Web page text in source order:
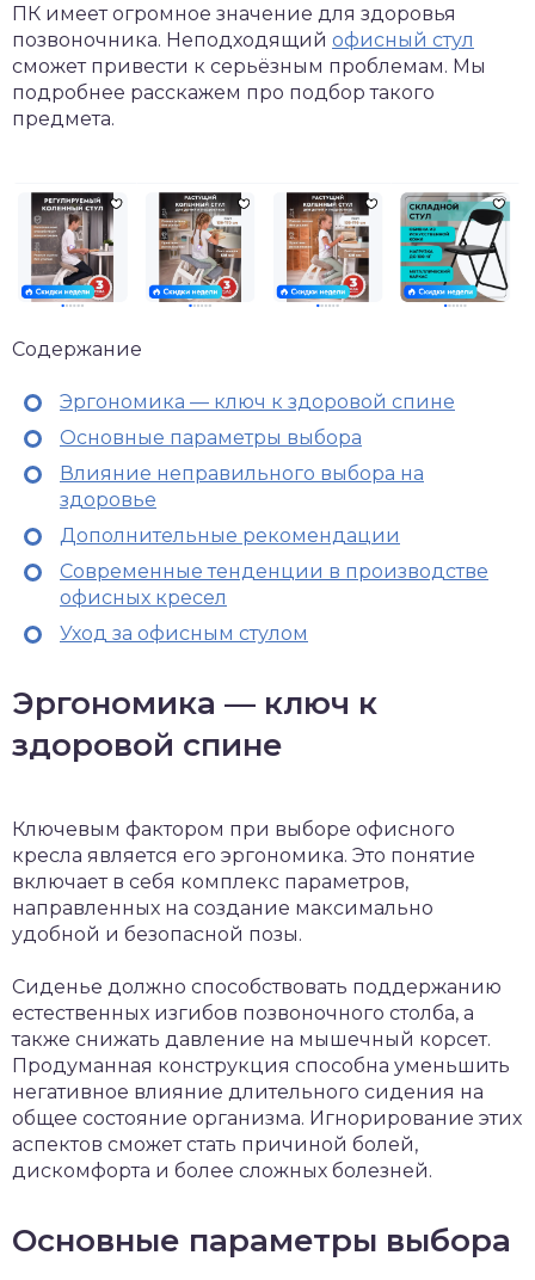
ПК имеет огромное значение для здоровья
позвоночника. Неподходящий офисный стул
сможет привести к серьёзным проблемам. Мы
подробнее расскажем про подбор такого
предмета.
Содержание
Эргономика — ключ к здоровой спине
Основные параметры выбора
Влияние неправильного выбора на
здоровье
Дополнительные рекомендации
Современные тенденции в производстве
офисных кресел
Уход за офисным стулом
Эргономика — ключ к
здоровой спине
Ключевым фактором при выборе офисного
кресла является его эргономика. Это понятие
включает в себя комплекс параметров,
направленных на создание максимально
удобной и безопасной позы.
Сиденье должно способствовать поддержанию
естественных изгибов позвоночного столба, а
также снижать давление на мышечный корсет.
Продуманная конструкция способна уменьшить
негативное влияние длительного сидения на
общее состояние организма. Игнорирование этих
аспектов сможет стать причиной болей,
дискомфорта и более сложных болезней.
Основные параметры выбора